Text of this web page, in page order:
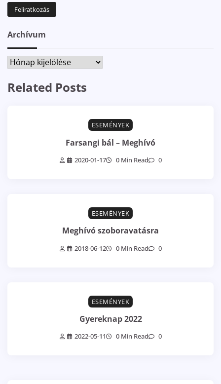
Archívum
Archívum
Related Posts
ESEMÉNYEK
Farsangi bál – Meghívó
2020-01-17 0 Min Read 0
ESEMÉNYEK
Meghívó szoboravatásra
2018-06-12 0 Min Read 0
ESEMÉNYEK
Gyereknap 2022
2022-05-11 0 Min Read 0